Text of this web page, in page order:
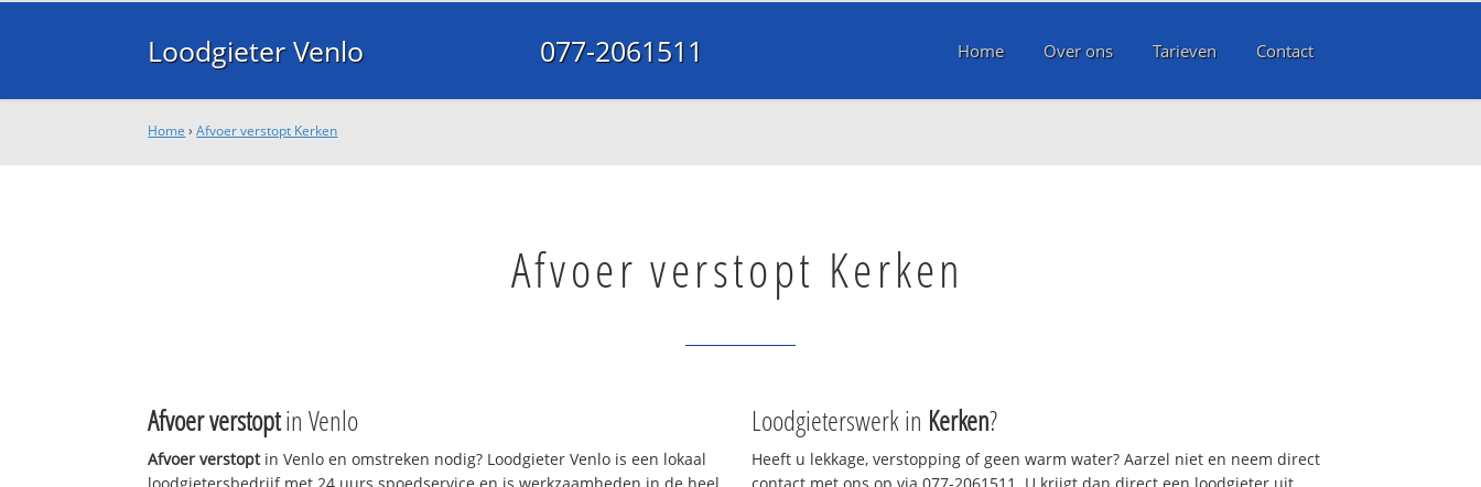
Loodgieter Venlo 077-2061511 Home Over ons Tarieven Contact
Home ›Afvoer verstopt Kerken
Afvoer verstopt Kerken
Afvoer verstoptin Venlo
Afvoer verstoptin Venlo en omstreken nodig? Loodgieter Venlo is een lokaal
Loodgieterswerk in Kerken?
Heeft u lekkage, verstopping of geen warm water? Aarzel niet en neem direct